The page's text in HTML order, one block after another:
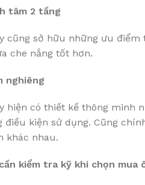
tâm 2 tầng
cũng sở hữu những ưu
che nắng tốt hơn.
nghiêng
hiện có thiết kế thông minh
điều kiện sử dụng. Cũng
khác nhau.
kiểm tra kỹ khi chọn mua